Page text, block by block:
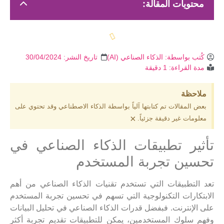
محتويات المقالة:
كُتب بواسطة: الذكاء الصناعي (AI) تاريخ النشر: 30/04/2024
مدة القراءة: 1 دقيقة
ملاحظة
بعض المقالات تم كتابتها آلياً بواسطة الذكاء الاصطناعي وقد تحتوي على
معلومات غير دقيقة جزئياً. ×
تأثير تطبيقات الذكاء الصناعي في
تحسين تجربة المستخدم
تعد التطبيقات التي تستخدم تقنيات الذكاء الصناعي من أهم
الابتكارات التكنولوجية التي تسهم في تحسين تجربة المستخدم
على الإنترنت. فبفضل قدرات الذكاء الصناعي في تحليل البيانات
وفهم سلوك المستخدمين، يمكن للتطبيقات تقديم تجربة أكثر